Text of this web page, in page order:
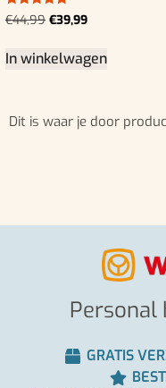
Gewaardeerd
5.00
€44,99 €39,99
In winkelwagen
Dit is waar je door
GRATIS